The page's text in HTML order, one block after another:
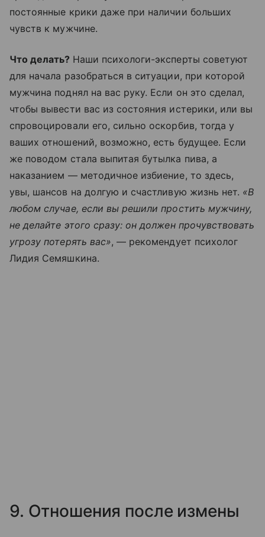
постоянные крики даже при наличии больших
чувств к мужчине.
Что делать? Наши психологи-эксперты советуют
для начала разобраться в ситуации, при которой
мужчина поднял на вас руку. Если он это сделал,
чтобы вывести вас из состояния истерики, или вы
спровоцировали его, сильно оскорбив, тогда у
ваших отношений, возможно, есть будущее. Если
же поводом стала выпитая бутылка пива, а
наказанием — методичное избиение, то здесь,
увы, шансов на долгую и счастливую жизнь нет. «В
любом случае, если вы решили простить мужчину,
не делайте этого сразу: он должен прочувствовать
угрозу потерять вас», — рекомендует психолог
Лидия Семяшкина.
9. Отношения после измены